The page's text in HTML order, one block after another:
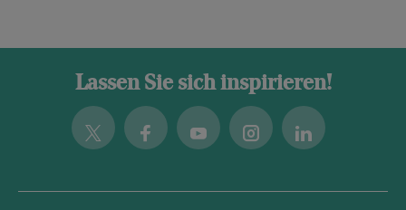
Lassen Sie sich inspirieren!
Twitter FacebookYoutubeInstagramLinkedin